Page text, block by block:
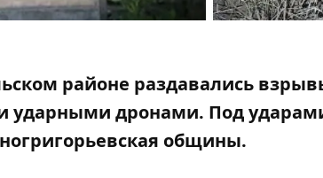
районе раздавались
ударными дронами. Под
общины.